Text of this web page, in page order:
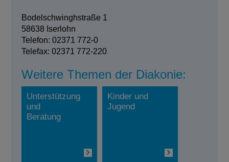
Bodelschwinghstraße 1
58638 Iserlohn
Telefon: 02371 772-0
Telefax: 02371 772-220
Weitere Themen der Diakonie:
Unterstützung
und
Beratung
Kinder und
Jugend